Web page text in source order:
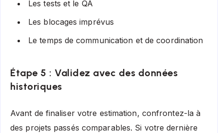
Les tests et le QA
Les blocages imprévus
Le temps de communication et de coordination
Étape 5 : Validez avec des données
historiques
Avant de finaliser votre estimation, confrontez-la à
des projets passés comparables. Si votre dernière